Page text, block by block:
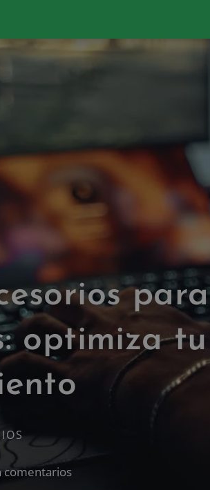
para
optimiza tu
comentarios